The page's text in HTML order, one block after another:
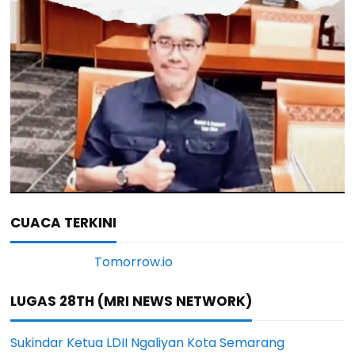
CUACA TERKINI
LUGAS 28TH (MRI NEWS NETWORK)
Sukindar Ketua LDII Ngaliyan Kota Semarang